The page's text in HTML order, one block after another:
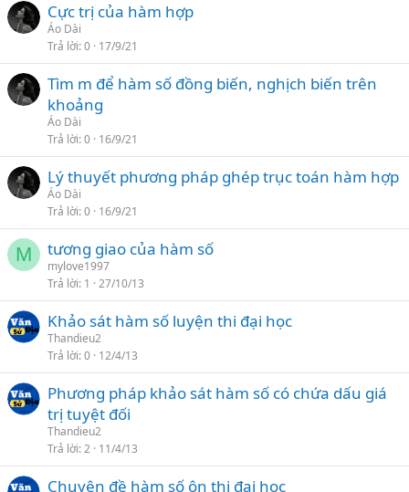
Cực trị của hàm hợp
Áo Dài
Trả lời 0 17/9/21
Tìm m để hàm số đồng biến, nghịch biến trên
khoảng
Áo Dài
Trả lời 0 16/9/21
Lý thuyết phương pháp ghép trục toán hàm hợp
Áo Dài
Trả lời 0 16/9/21
M tương giao của hàm số
mylove1997
Trả lời 1 27/10/13
Khảo sát hàm số luyện thi đại học
Thandieu2
Trả lời 0 12/4/13
Phương pháp khảo sát hàm số có chứa dấu giá
trị tuyệt đối
Thandieu2
Trả lời 2 11/4/13
Chuyên đề hàm số ôn thi đại học